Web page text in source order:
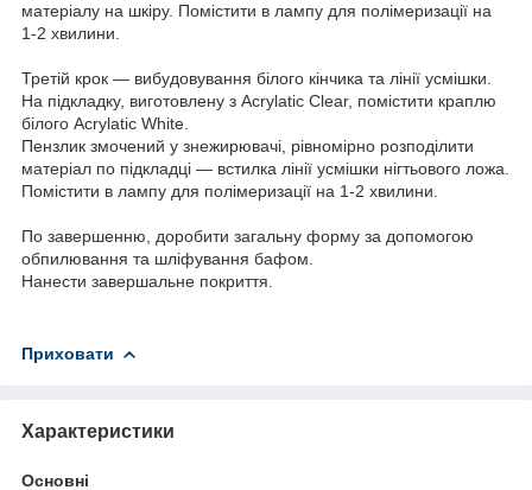
матеріалу на шкіру. Помістити в лампу для полімеризації на
1-2 хвилини.
Третій крок — вибудовування білого кінчика та лінії усмішки.
На підкладку, виготовлену з Acrylatic Clear, помістити краплю
білого Acrylatic White.
Пензлик змочений у знежирювачі, рівномірно розподілити
матеріал по підкладці — встилка лінії усмішки нігтьового ложа.
Помістити в лампу для полімеризації на 1-2 хвилини.
По завершенню, доробити загальну форму за допомогою
обпилювання та шліфування бафом.
Нанести завершальне покриття.
Приховати
Характеристики
Основні